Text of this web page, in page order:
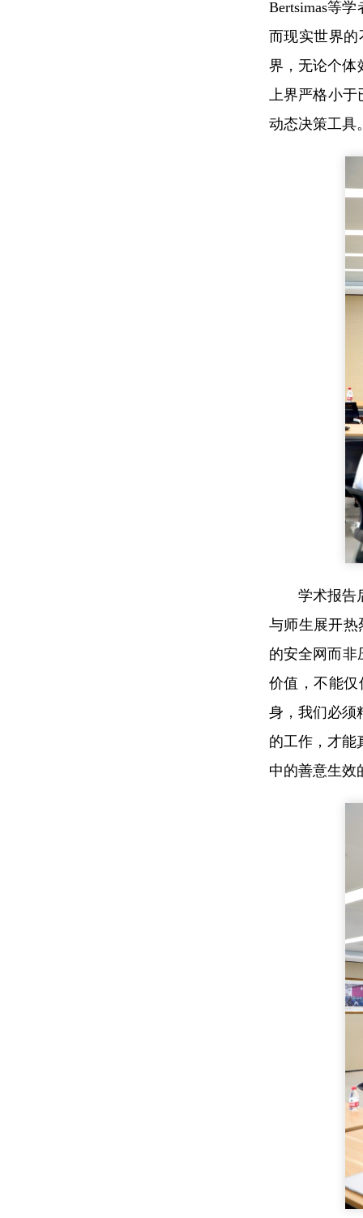
Bertsimas等
而现实世界
界，无论个体
上界严格小于
动态决策工具
学术报告
与师生展开热
的安全网而非
价值，不能
身，我们必须
的工作，才能
中的善意生效